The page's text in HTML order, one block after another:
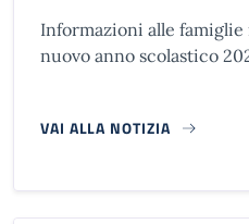
Informazioni alle
nuovo anno scolastico
VAI ALLA NOTIZIA